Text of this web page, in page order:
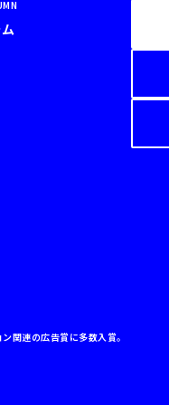
連の広告賞に多数入賞。